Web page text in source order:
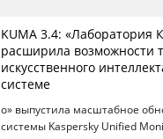
KUMA 3.4: «Лаборатория
расширила возможности
искусственного
системе
о» выпустила масштабное
системы Kaspersky Unified